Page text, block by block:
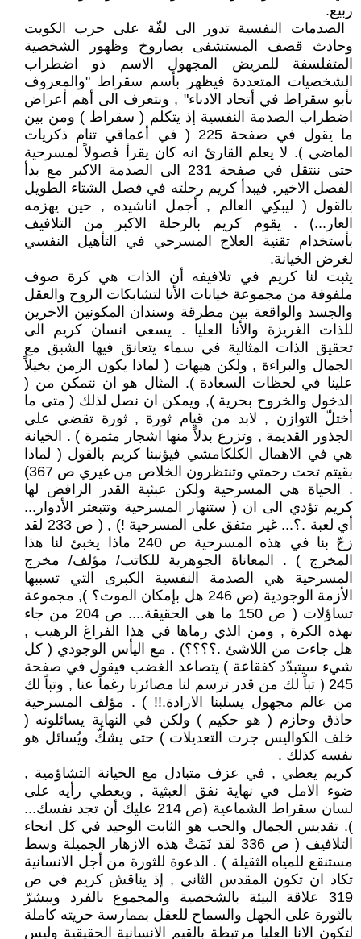
ربيع.
‏ الصدمات النفسية تدور الى لفّة على حرب الكويت
وحادث قصف المستشفى بصاروخ وظهور الشخصية
المتفلسفة للمريض المجهول الاسم ذو اضطراب
الشخصيات المتعددة فيظهر بأسم سقراط "والمعروف
بأبو سقراط في أتحاد الادباء" , ونتعرف الى أهم أعراض
اضطراب الصدمة النفسية إذ يتكلم ( سقراط ) ومن بين
ما يقول في صفحة 225 ( في أعماقي تنام ذكريات
الماضي ). لا يعلم القارئ انه كان يقرأ فصولاً لمسرحية
حتى ننتقل في صفحة 231 الى الصدمة الاكبر مع بدأ
الفصل الاخير, فيبدأ كريم رحلته في فصل الشتاء الطويل
بالقول ( ليبكِي العالم , أجمل اناشيده , حين يهزمه
العار...) . يقوم كريم بالرحلة الاكبر من التلافيف
بأستخدام تقنية العلاج المسرحي في التأهيل النفسي
لغرض الخيانة.
يثبت لنا كريم في تلافيفه أن الذات هي كرة صوف
ملفوفة من مجموعة خيانات الأنا لتشابكات الروح والعقل
والجسد والواقعة بين مطرقة وسندان المكونين الاخرين
للذات الغريزة والأنا العليا . يسعى انسان كريم الى
تحقيق الذات المثالية في سماء يتعانق فيها الشبق مع
الجمال والبراءة , ولكن هيهات ( لماذا يكون الزمن بخيلاً
علينا في لحظات السعادة ). المثال هو ان نتمكن من (
الدخول والخروج بحرية ), ويمكن ان نصل لذلك ( متى ما
أختلّ التوازن , لابد من قيام ثورة , ثورة تقضي على
الجذور القديمة , وتزرع بدلاً منها اشجار مثمرة ) . الخيانة
هي في الاهمال الكلكامشي فيؤنبنا كريم بالقول ( لماذا
بقيتم تحت رحمتي وتنتظرون الخلاص من غيري ص 367)
. الحياة هي المسرحية ولكن عبثية القدر الرافض لها
كريم تؤدي الى ان ( ستنهار المسرحية وتتبعثر الأدوار...
أي لعبة .؟... غير متفق على المسرحية !) , ( ص 233 لقد
زجّ بنا في هذه المسرحية ص 240 ماذا يخبئ لنا هذا
المخرج ) . المعاناة الجوهرية للكاتب/ مؤلف/ مخرج
المسرحية هي الصدمة النفسية الكبرى التي تسببها
الأزمة الوجودية (ص 246 هل بإمكان الموت؟ ), مجموعة
تساؤلات ( ص 150 ما هي الحقيقة.... ص 204 من جاء
بهذه الكرة , ومن الذي رماها في هذا الفراغ الرهيب ,
هل جاءت من اللاشئ .؟؟؟؟) . مع اليأس الوجودي ( كل
شيء سيتبدّد كفقاعة ) يتصاعد الغضب فيقول في صفحة
245 ( تباً لك من قدر ترسم لنا مصائرنا رغماً عنا , وتباً لك
من عالم مجهول يسلبنا الارادة.!! ) . مؤلف المسرحية
حاذق وحازم ‏( هو حكيم ) ‏ولكن في النهاية يسائلونه (
خلف الكواليس جرت التعديلات ) حتى يشكّ ويُسائل هو
نفسه كذلك .
كريم يعطي , في عزف متبادل مع الخيانة التشاؤمية ,
ضوء الامل في نهاية نفق العبثية , ويعطي رأيه على
لسان سقراط الشماعية (ص 214 عليك أن تجد نفسك...
). تقديس الجمال والحب هو الثابت الوحيد في كل انحاء
التلافيف ( ص 336 لقد نَمَتْ هذه الازهار الجميلة وسط
مستنقع للمياه الثقيلة ) . الدعوة للثورة من أجل الانسانية
تكاد ان تكون المقدس الثاني , إذ يناقش كريم في ص
319 علاقة البيئة بالشخصية والمجموع بالفرد ويبشرّ
بالثورة على الجهل والسماح للعقل بممارسة حريته كاملة
لتكون الانا العليا مرتبطة بالقيم الانسانية الحقيقية وليس